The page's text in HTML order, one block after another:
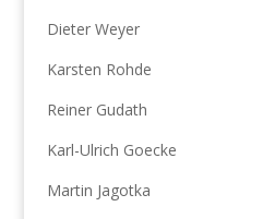
Dieter Weyer
Karsten Rohde
Reiner Gudath
Karl-Ulrich Goecke
Martin Jagotka